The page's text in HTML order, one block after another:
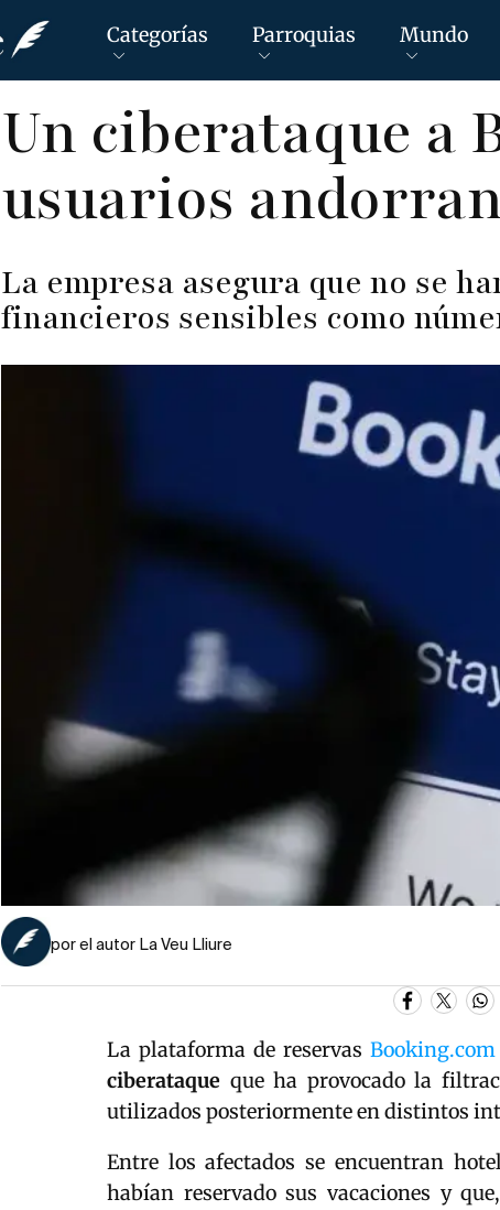
Categorías Parroquias Mundo
Un ciberataque a
usuarios
La empresa asegura que no se
financieros sensibles como
por el autor La Veu Lliure
La plataforma de reservas Booking.com
ciberataque que ha provocado la
utilizados posteriormente en distintos
Entre los afectados se encuentran
habían reservado sus vacaciones y